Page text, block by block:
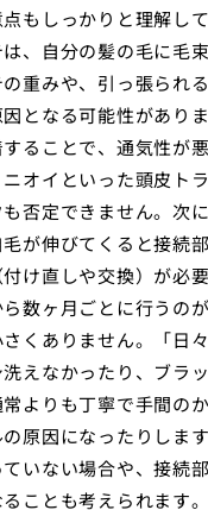
もしっかりと理解し
、自分の髪の毛に毛
重みや、引っ張られ
となる可能性があり
ることで、通気性が
オイといった頭皮ト
否定できません。次
が伸びてくると接続
け直しや交換）が必
数ヶ月ごとに行うの
くありません。「日
えなかったり、ブラ
よりも丁寧で手間の
原因になったりしま
いない場合や、接続
ことも考えられます